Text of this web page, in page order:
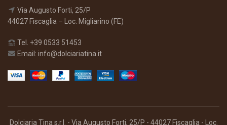
Via Augusto Forti, 25/P
44027 Fiscaglia – Loc. Migliarino (FE)
Tel. +39 0533 51453
Email: info@dolciariatina.it
Dolciaria Tina s.r.l. - Via Augusto Forti, 25/P - 44027 Fiscaglia - Loc.